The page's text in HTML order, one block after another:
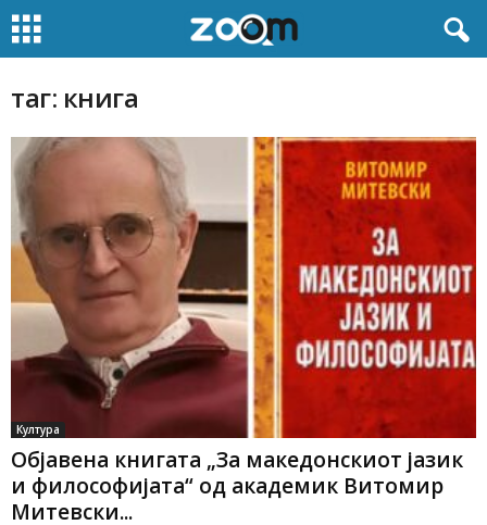
таг: книга
Култура
Oбјавена книгата „За македонскиот јазик
и философијата“ од академик Витомир
Митевски...